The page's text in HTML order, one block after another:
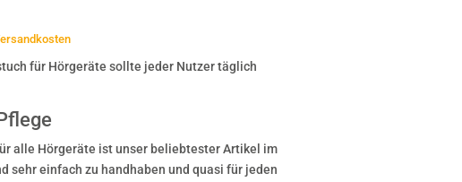
für Hörgeräte sollte jeder Nutzer täglich
alle Hörgeräte ist unser beliebtester Artikel im
sehr einfach zu handhaben und quasi für jeden